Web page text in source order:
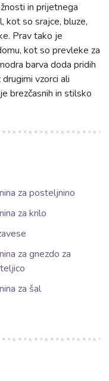
in prijetnega
kot so srajce, bluze,
Prav tako je
kot so prevleke za
barva doda pridih
vzorci ali
brezčasnih in stilsko
za posteljnino
za krilo
za gnezdo za
za šal